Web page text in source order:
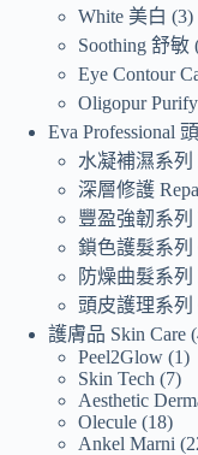
White 美白
3
Soothing 舒敏
Eye Contour
Oligopur
Eva Professional
水凝補濕系列
深層修護
豐盈強韌系列
鎖色護髮系列
防燥曲髮系列
頭皮護理系列
護膚品 Skin Care
Peel2Glow 1
Skin Tech
7
Aesthetic
Olecule 18
Ankel Marni